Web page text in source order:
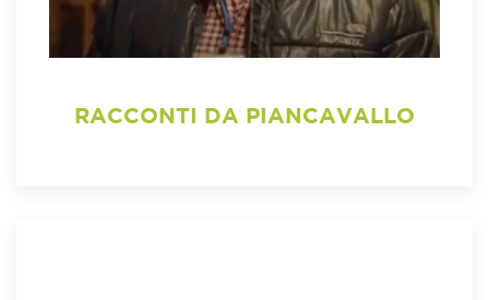
RACCONTI DA PIANCAVALLO